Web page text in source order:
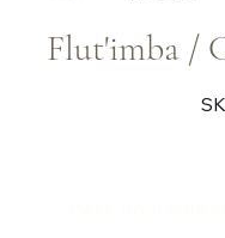
Flut'imba /